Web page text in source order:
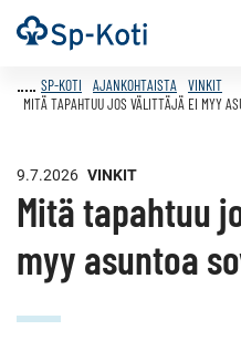
Siirry
sisältöön
Etusivu
SP-KOTI AJANKOHTAISTA VINKIT
MITÄ TAPAHTUU JOS VÄLITTÄJÄ EI MYY
9.7.2026 VINKIT
Mitä tapahtuu
myy asuntoa